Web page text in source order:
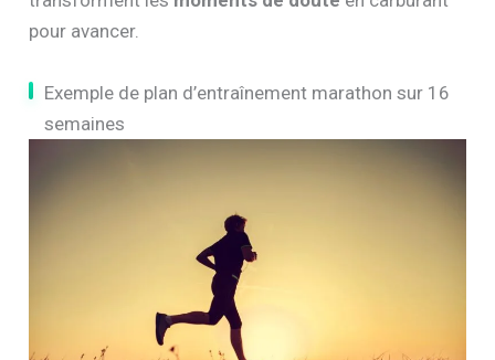
pour avancer.
Exemple de plan d’entraînement marathon sur 16
semaines